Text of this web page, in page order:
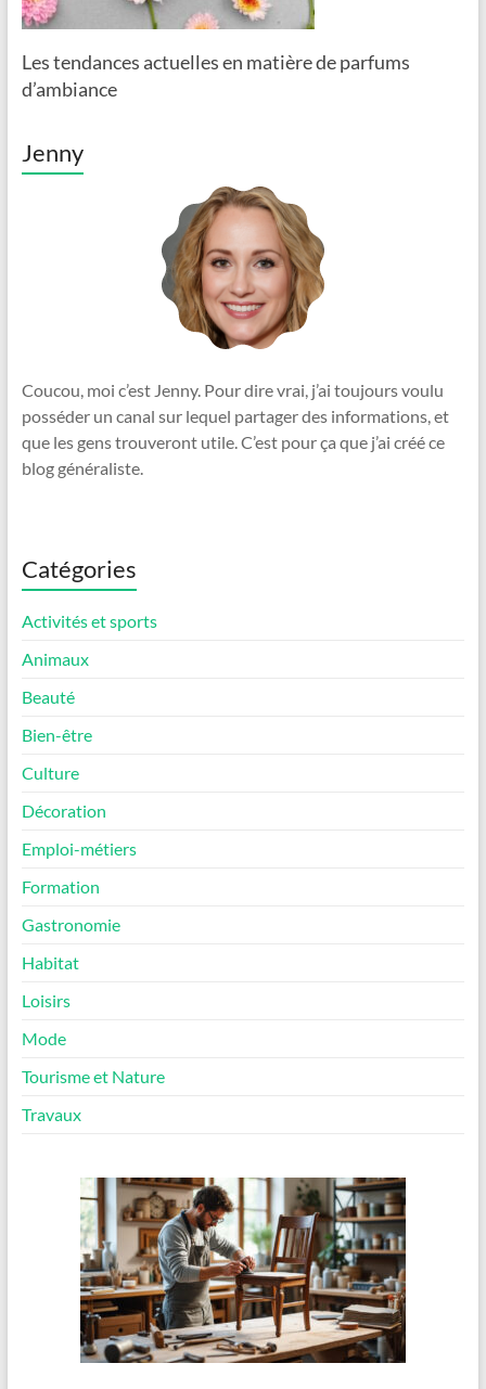
Les tendances actuelles en matière de parfums
d’ambiance
Jenny
Coucou, moi c’est Jenny. Pour dire vrai, j’ai toujours voulu
posséder un canal sur lequel partager des informations, et
que les gens trouveront utile. C’est pour ça que j’ai créé ce
blog généraliste.
Catégories
Activités et sports
Animaux
Beauté
Bien-être
Culture
Décoration
Emploi-métiers
Formation
Gastronomie
Habitat
Loisirs
Mode
Tourisme et Nature
Travaux